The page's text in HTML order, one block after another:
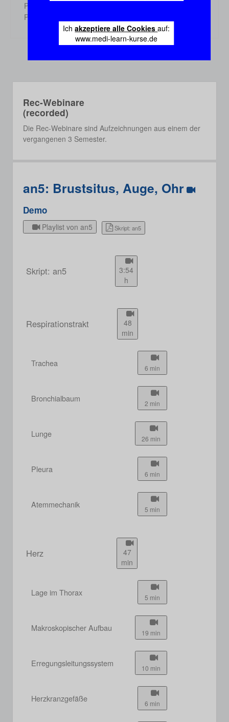
Ichakzeptiere alle Cookiesauf:
www.medi-learn-kurse.de
Psychologie 3
Psychologie 4
Rec-Webinare
(recorded)
Die Rec-Webinare sind Aufzeichnungen aus einem der
vergangenen 3 Semester.
an5: Brustsitus, Auge, Ohr
Demo
Playlist von an5 Skript: an5
Skript: an5
3:54
h
Respirationstrakt
48
min
Trachea 6 min
Bronchialbaum 2 min
Lunge 26 min
Pleura 6 min
Atemmechanik 5 min
Herz
47
min
Lage im Thorax 5 min
Makroskopischer Aufbau 19 min
Erregungsleitungssystem 10 min
Herzkranzgefäße 6 min